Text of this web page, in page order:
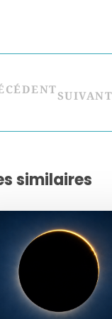
SUIVANT
similaires